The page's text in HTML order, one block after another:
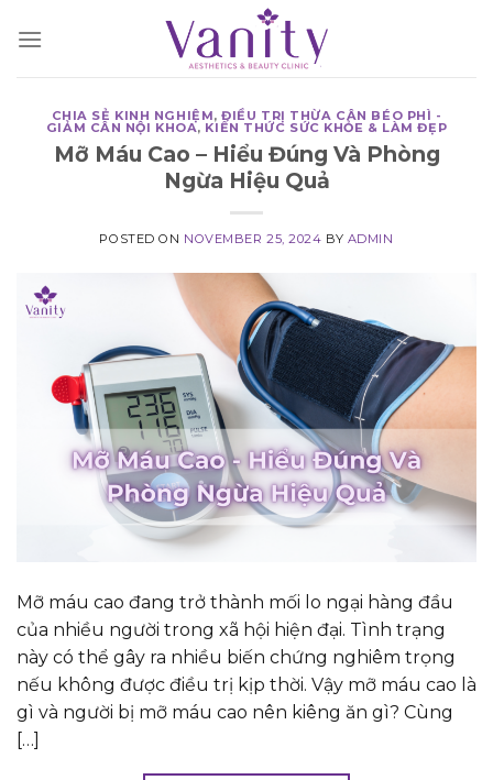
CHIA SẺ KINH NGHIỆM,ĐIỀU TRỊ THỪA CÂN BÉO PHÌ -
GIẢM CÂN NỘI KHOA, KIẾN THỨC SỨC KHỎE & LÀM ĐẸP
Mỡ Máu Cao – Hiểu Đúng Và Phòng
Ngừa Hiệu Quả
POSTED ON NOVEMBER 25, 2024 BY ADMIN
Mỡ máu cao đang trở thành mối lo ngại hàng đầu
của nhiều người trong xã hội hiện đại. Tình trạng
này có thể gây ra nhiều biến chứng nghiêm trọng
nếu không được điều trị kịp thời. Vậy mỡ máu cao là
gì và người bị mỡ máu cao nên kiêng ăn gì? Cùng
[…]